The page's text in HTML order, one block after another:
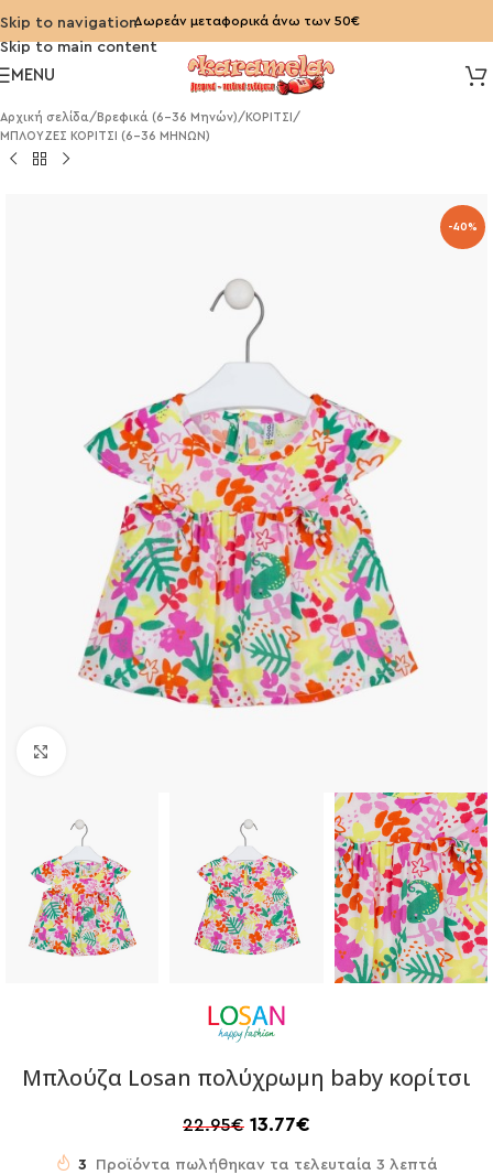
Skip to navigation
Skip to main content
Δωρεάν μεταφορικά άνω των 50€
MENU
Αρχική σελίδα/ Βρεφικά (6-36 Μηνών)/ ΚΟΡΙΤΣΙ /
ΜΠΛΟΥΖΕΣ ΚΟΡΙΤΣΙ (6-36 ΜΗΝΩΝ)
-40%
Μπλούζα Losan πολύχρωμη baby κορίτσι
22.95€ 13.77€
3 Προϊόντα πωλήθηκαν τα τελευταία 3 λεπτά